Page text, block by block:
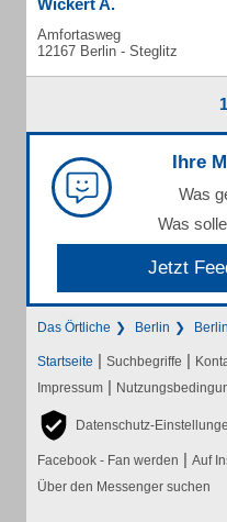
Wickert A.
Amfortasweg
12167 Berlin - Steglitz
Ihre
Was
Was
Jetzt
Das Örtliche Berlin Berlin
Startseite | Suchbegriffe |
Impressum |
Datenschutz-
Facebook - Fan werden | Auf
Über den Messenger suchen